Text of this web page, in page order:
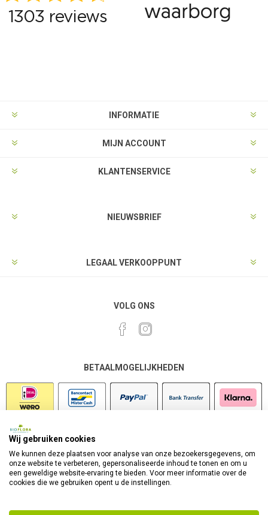
INFORMATIE
MIJN ACCOUNT
KLANTENSERVICE
NIEUWSBRIEF
LEGAAL VERKOOPPUNT
VOLG ONS
BETAALMOGELIJKHEDEN
Wij gebruiken cookies
We kunnen deze plaatsen voor analyse van onze bezoekersgegevens, om
onze website te verbeteren, gepersonaliseerde inhoud te tonen en om u
een geweldige website-ervaring te bieden. Voor meer informatie over de
cookies die we gebruiken opent u de instellingen.